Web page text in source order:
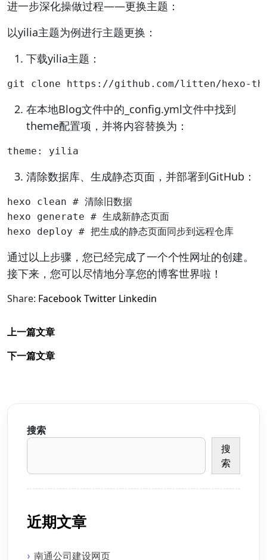
进一步深化操做过程——更换主题：
以yilia主题为例进行主题更换：
下载yilia主题：
在本地Blog文件中的_config.yml文件中找到
theme配置项，并将内容替换为：
清除数据库、生成静态页面，并部署到GitHub：
hexo clean # 清除旧数据
hexo generate # 生成新静态页面
通过以上步骤，您已经完成了一个个性网址的创建。
接下来，您可以尽情地分享您的博客世界啦！
Share: FacebookTwitter Linkedin
上一篇文章
下一篇文章
搜索
搜
索
近期文章
南通公司建设网页